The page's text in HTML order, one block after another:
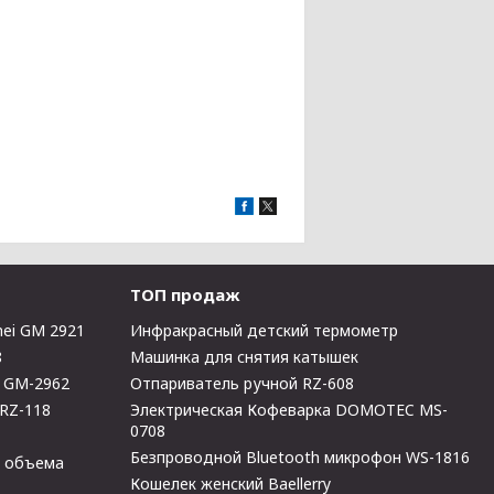
GM 2921
2962
118
объема
ТОП продаж
Инфракрасный детский термометр
Машинка для снятия катышек
Отпариватель ручной RZ-608
Электрическая Кофеварка DOMOTEC MS-
0708
Безпроводной Bluetooth микрофон WS-1816
Кошелек женский Baellerry